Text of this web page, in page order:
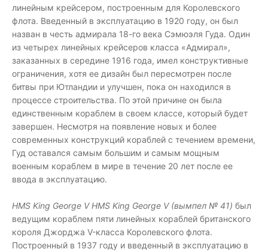
линейным крейсером, построенным для Королевского
флота. Введенный в эксплуатацию в 1920 году, он был
назван в честь адмирала 18-го века Сэмюэля Гуда. Один
из четырех линейных крейсеров класса «Адмирал»,
заказанных в середине 1916 года, имел конструктивные
ограничения, хотя ее дизайн был пересмотрен после
битвы при Ютландии и улучшен, пока он находился в
процессе строительства. По этой причине он была
единственным кораблем в своем классе, который будет
завершен. Несмотря на появление новых и более
современных конструкций кораблей с течением времени,
Гуд оставался самым большим и самым мощным
военным кораблем в мире в течение 20 лет после ее
ввода в эксплуатацию.
HMS King George V HMS King George V (вымпел № 41) был
ведущим кораблем пяти линейных кораблей британского
короля Джорджа V-класса Королевского флота.
Построенный в 1937 году и введенный в эксплуатацию в